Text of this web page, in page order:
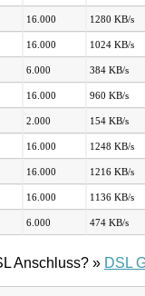
16.000 1280 KB/s
16.000 1024 KB/s
6.000 384 KB/s
16.000 960 KB/s
2.000 154 KB/s
16.000 1248 KB/s
16.000 1216 KB/s
16.000 1136 KB/s
6.000 474 KB/s
Anschluss? » DSL